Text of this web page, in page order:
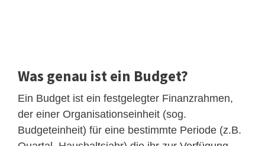
Was genau ist ein Budget?
Ein Budget ist ein festgelegter Finanzrahmen,
der einer Organisationseinheit (sog.
Budgeteinheit) für eine bestimmte Periode (z.B.